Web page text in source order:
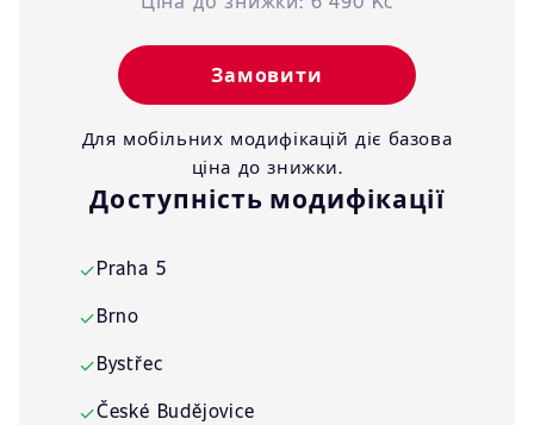
Замовити
Для мобільних модифікацій діє базова
ціна до знижки.
Доступність модифікації
✓Praha 5
✓Brno
✓Bystřec
✓České Budějovice